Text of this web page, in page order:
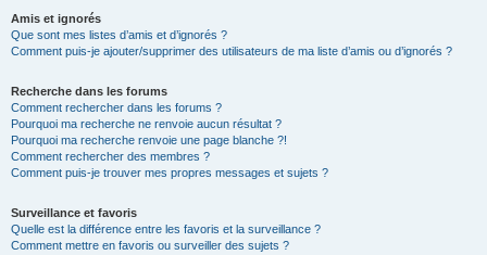
Amis et ignorés
Que sont mes listes d’amis et d’ignorés ?
Comment puis-je ajouter/supprimer des utilisateurs de ma liste d’amis ou d’ignorés ?
Recherche dans les forums
Comment rechercher dans les forums ?
Pourquoi ma recherche ne renvoie aucun résultat ?
Pourquoi ma recherche renvoie une page blanche ?!
Comment rechercher des membres ?
Comment puis-je trouver mes propres messages et sujets ?
Surveillance et favoris
Quelle est la différence entre les favoris et la surveillance ?
Comment mettre en favoris ou surveiller des sujets ?